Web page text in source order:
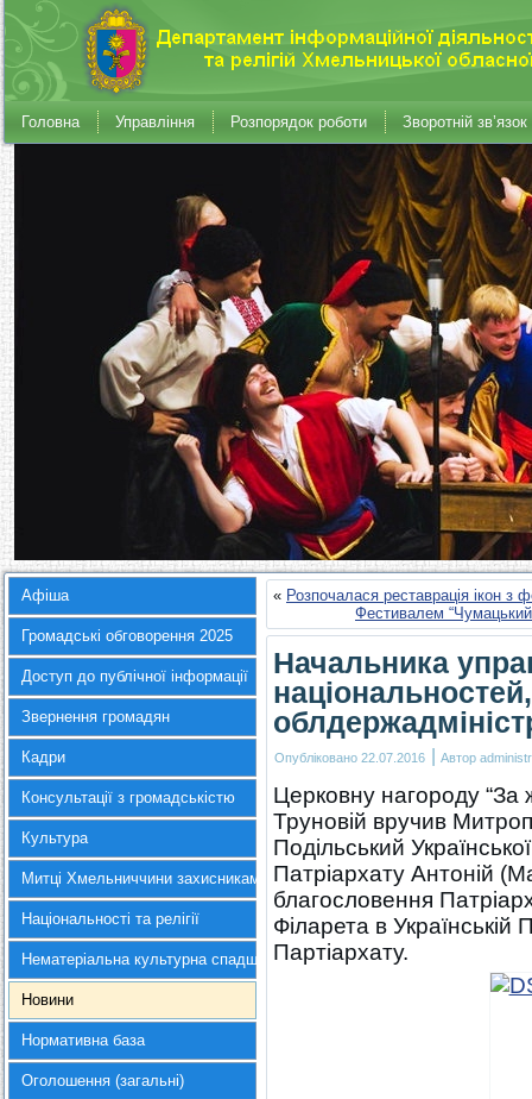
Головна Управління Розпорядок роботи Зворотній зв’язок
Афіша
Громадські обговорення 2025
Доступ до публічної інформації
Звернення громадян
Кадри
Консультації з громадськістю
Культура
Митці Хмельниччини захисникам України
Національності та релігії
Нематеріальна культурна спадщина
Новини
Нормативна база
Оголошення (загальні)
« Розпочалася реставрація ікон з
Фестивалем
Начальника
Опубліковано 22.07.2016 | Автор
Церковну нагороду “За
Труновій вручив
Подільський
Патріархату Антоній
благословення
Філарета в Українській
Партіархату.